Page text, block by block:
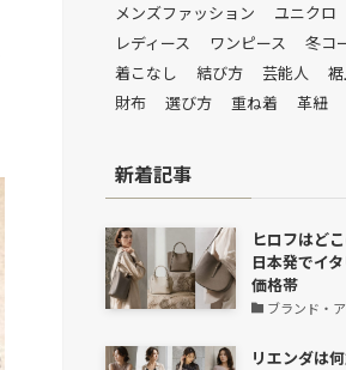
メンズファッション
ユニクロ
レディース
ワンピース 冬コ
着こなし
結び方 芸能人
財布
選び方 重ね着 革紐
新着記事
ヒロフはど
日本発でイ
価格帯
ブランド・
リエンダは